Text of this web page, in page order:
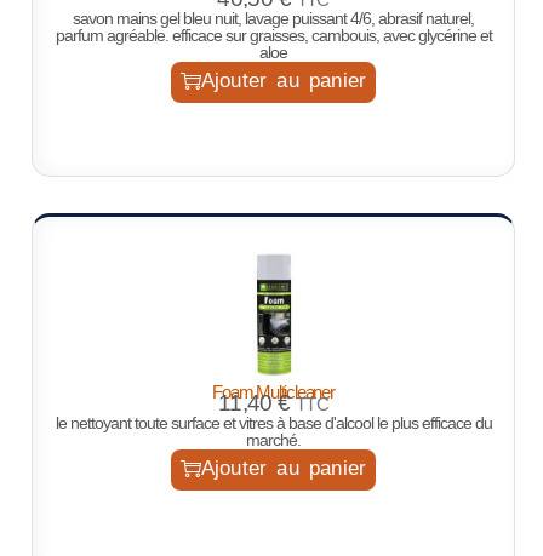
savon mains gel bleu nuit, lavage puissant 4/6, abrasif naturel,
parfum agréable. efficace sur graisses, cambouis, avec glycérine et
aloe
Ajouter au panier
Foam Multicleaner
11,40€ TTC
le nettoyant toute surface et vitres à base d'alcool le plus efficace du
marché.
Ajouter au panier